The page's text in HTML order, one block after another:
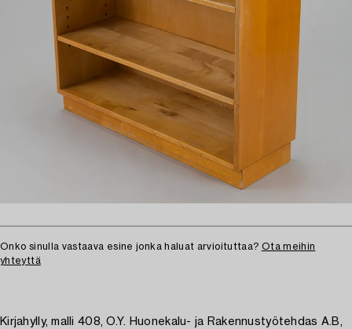
Onko sinulla vastaava esine jonka haluat arvioituttaa? Ota meihin
yhteyttä
Kirjahylly, malli 408, O.Y. Huonekalu- ja Rakennustyötehdas A.B,